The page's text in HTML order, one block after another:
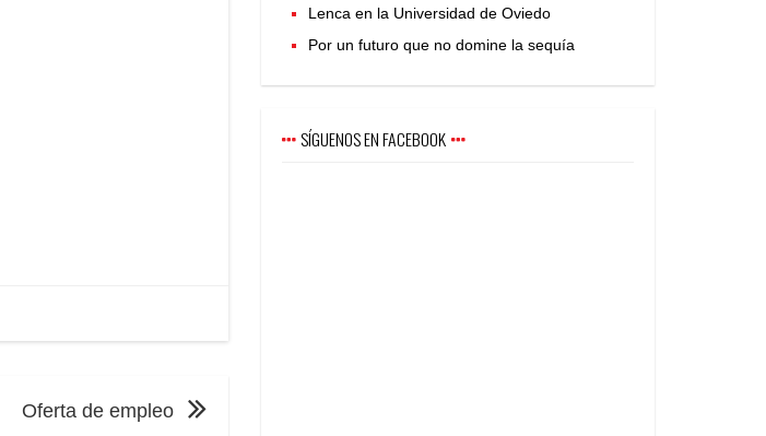
Oferta de empleo
Lenca en la Universidad de Oviedo
Por un futuro que no domine la sequía
SÍGUENOS EN FACEBOOK